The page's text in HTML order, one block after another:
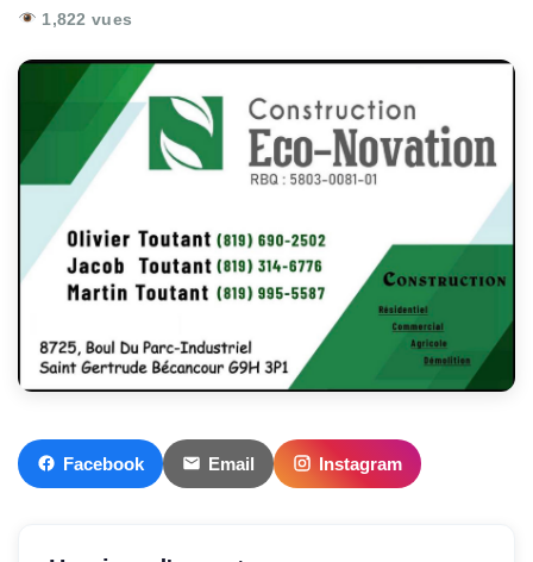
1,822 vues
Facebook Email Instagram